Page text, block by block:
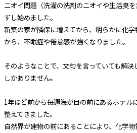
ニオイ問題（洗濯の洗剤のニオイや生活臭
ずし始めました。
新築の家が隣保に増えてから、明らかに化
から、不眠症や倦怠感が強くなりました。
そのようなことで、文句を言っていても解
しかありません。
1年ほど前から毎週海が目の前にあるホテル
整えてきました。
自然界が建物の前にあることにより、化学物